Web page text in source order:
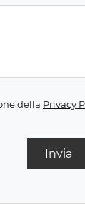
della Privacy
Invia